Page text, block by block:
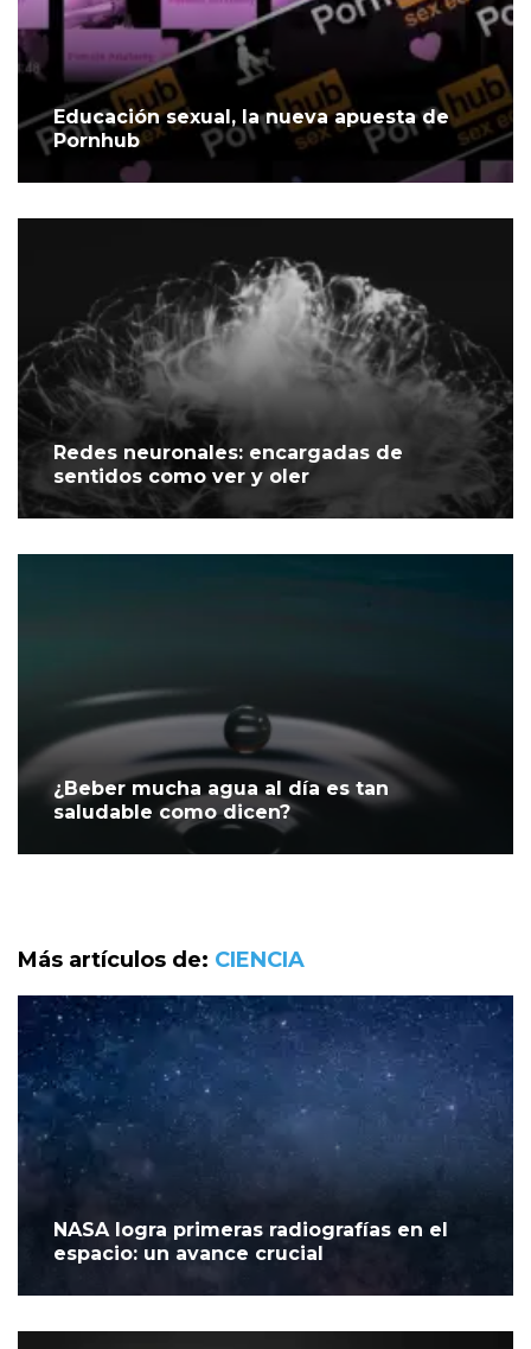
Educación sexual, la nueva apuesta de
Pornhub
Redes neuronales: encargadas de
sentidos como ver y oler
¿Beber mucha agua al día es tan
saludable como dicen?
Más artículos de: CIENCIA
NASA logra primeras radiografías en el
espacio: un avance crucial